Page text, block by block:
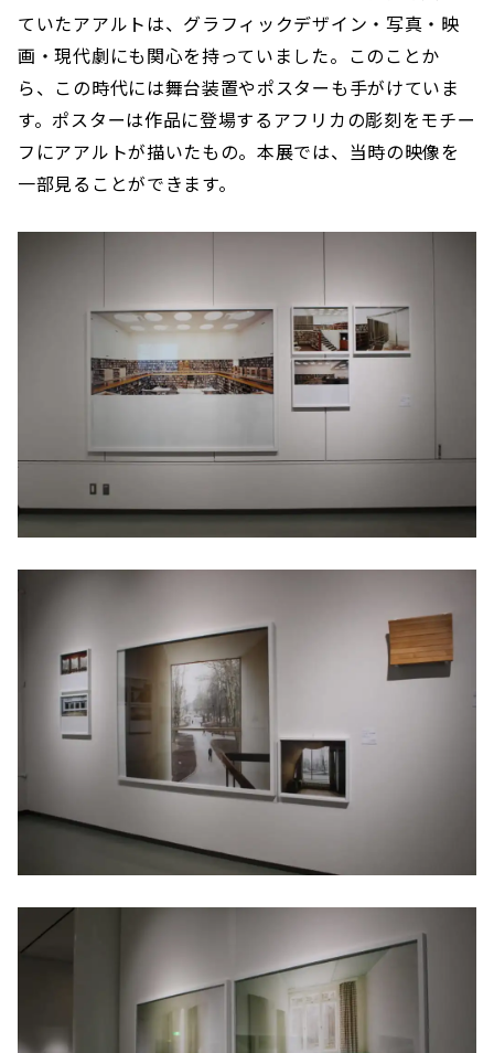
ていたアアルトは、グラフィックデザイン・写真・映
画・現代劇にも関心を持っていました。このことか
ら、この時代には舞台装置やポスターも手がけていま
す。ポスターは作品に登場するアフリカの彫刻をモチー
フにアアルトが描いたもの。本展では、当時の映像を
一部見ることができます。